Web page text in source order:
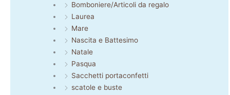
Bomboniere/Articoli da regalo
Laurea
Mare
Nascita e Battesimo
Natale
Pasqua
Sacchetti portaconfetti
scatole e buste